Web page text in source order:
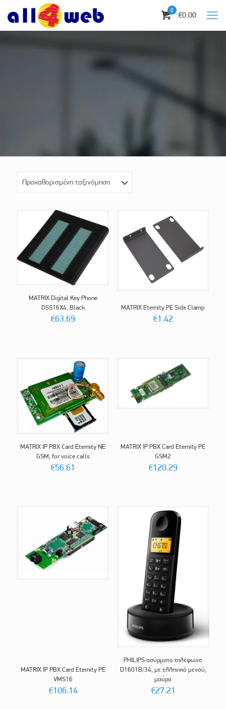
0 €0.00
MATRIX Digital Key Phone
DSS16X4, Black
€63.69
MATRIX Eternity PE Side Clamp
€1.42
MATRIX IP PBX Card Eternity NE
GSM, for voice calls
€56.61
MATRIX IP PBX Card Eternity PE
GSM2
€120.29
MATRIX IP PBX Card Eternity PE
VMS16
€106.14
PHILIPS ασύρματο τηλέφωνο
D1601B/34, με ελληνικό μενού,
μαύρο
€27.21